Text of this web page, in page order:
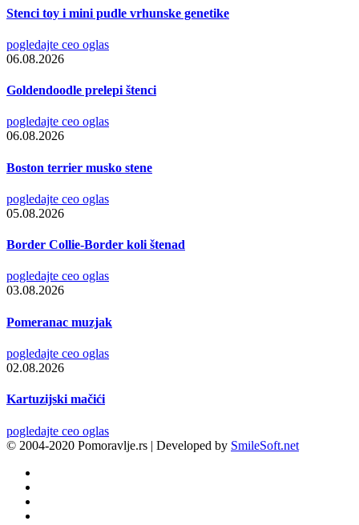
Stenci toy i mini pudle vrhunske genetike
pogledajte ceo oglas
06.08.2026
Goldendoodle prelepi štenci
pogledajte ceo oglas
06.08.2026
Boston terrier musko stene
pogledajte ceo oglas
05.08.2026
Border Collie-Border koli štenad
pogledajte ceo oglas
03.08.2026
Pomeranac muzjak
pogledajte ceo oglas
02.08.2026
Kartuzijski mačići
pogledajte ceo oglas
© 2004-2020 Pomoravlje.rs | Developed by SmileSoft.net